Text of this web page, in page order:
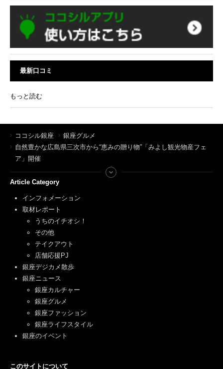
最新口コミ
もっと読む
ココシル銀座
銀座グルメ
自然豊かな広島県三次市から“恵みの贈り物”「みよし観光物産フェ
ア」開催
Article Category
インフォメーション
取材レポート
うちのイチオシ！
その他
テイクアウト
店舗応援PJ
銀座デジカメ散歩
銀座ニュース
銀座カルチャー
銀座グルメ
銀座ファッション
銀座ライフスタイル
銀座のイベント
このサイトについて